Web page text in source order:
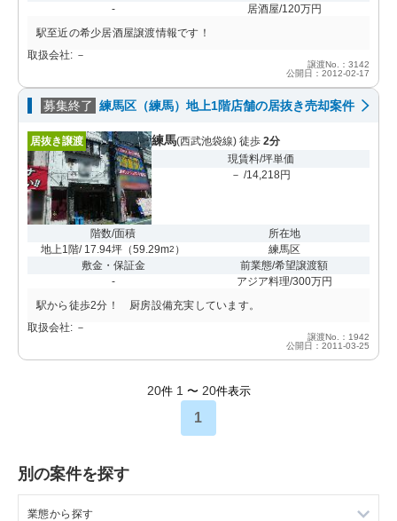
-
居酒屋/120万円
駅至近の希少居酒屋譲渡情報です！
取扱会社: －
譲渡No.：3142
公開日：2012-02-17
募集終了 練馬区（練馬）地上1階店舗の居抜き売却案件
居抜き譲渡 練馬(西武池袋線) 徒歩 2分
現賃料/坪単価
－ /14,218円
階数/面積
地上1階/ 17.94坪 （59.29m2 ）
所在地
練馬区
敷金・保証金
-
前業態/希望譲渡額
アジア料理/300万円
駅から徒歩2分！ 厨房設備充実しています。
取扱会社: －
譲渡No.：1942
公開日：2011-03-25
20件 1 〜 20件表示
1
別の案件を探す
業態から探す